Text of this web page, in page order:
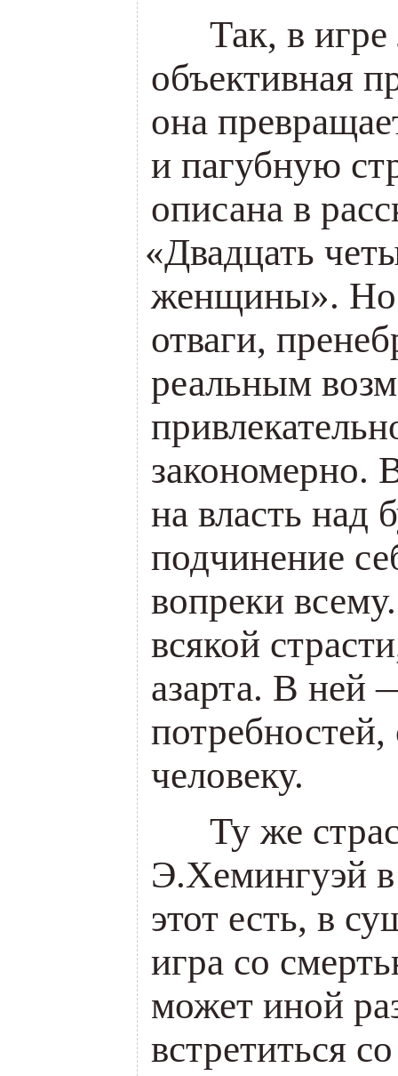
Так, в игре
объективная
она
и пагубную
описана в
«Двадцать
женщины». Но
отваги,
реальным
закономерно.
на власть над
подчинение
вопреки
всякой
азарта. В ней
потребностей,
человеку.
Ту же
Э.Хемингуэй
этот есть, в
игра со
может иной
встретиться